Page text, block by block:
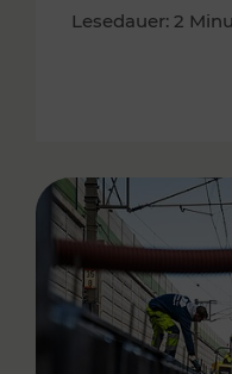
Lesedauer: 2